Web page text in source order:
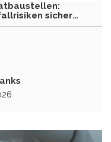
sicher